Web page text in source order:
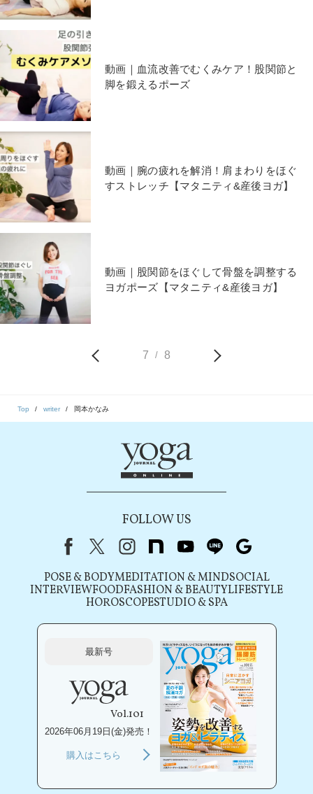
動画｜血流改善でむくみケア！股関節と
脚を鍛えるポーズ
動画｜腕の疲れを解消！肩まわりをほぐ
すストレッチ【マタニティ&産後ヨガ】
動画｜股関節をほぐして骨盤を調整する
ヨガポーズ【マタニティ&産後ヨガ】
7 / 8
Top writer 岡本かなみ
FOLLOW US
FacebookX（旧Twitter）
instagram
note youtubeline
POSE & BODYMEDITATION & MINDSOCIAL
INTERVIEWFOODFASHION & BEAUTYLIFESTYLE
HOROSCOPESTUDIO & SPA
最新号
Vol.101
2026年06月19日(金)発売！
購入はこちら